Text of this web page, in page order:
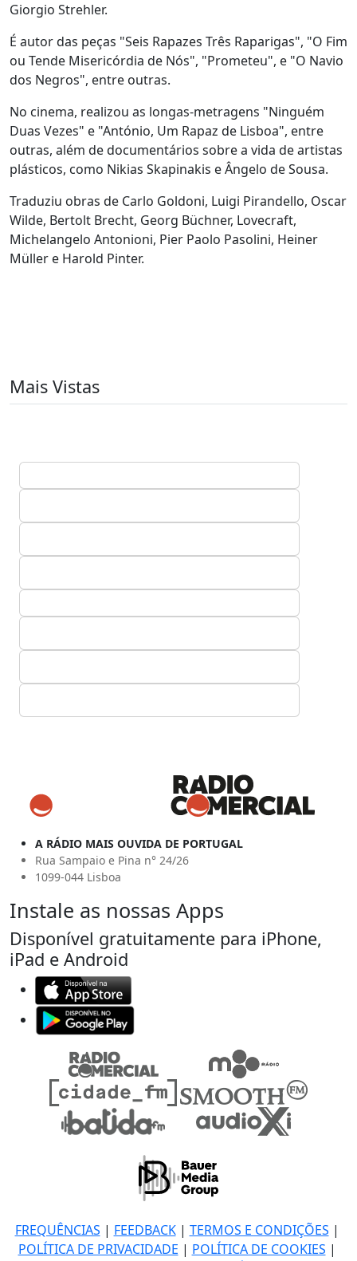
Giorgio Strehler.
É autor das peças "Seis Rapazes Três Raparigas", "O Fim
ou Tende Misericórdia de Nós", "Prometeu", e "O Navio
dos Negros", entre outras.
No cinema, realizou as longas-metragens "Ninguém
Duas Vezes" e "António, Um Rapaz de Lisboa", entre
outras, além de documentários sobre a vida de artistas
plásticos, como Nikias Skapinakis e Ângelo de Sousa.
Traduziu obras de Carlo Goldoni, Luigi Pirandello, Oscar
Wilde, Bertolt Brecht, Georg Büchner, Lovecraft,
Michelangelo Antonioni, Pier Paolo Pasolini, Heiner
Müller e Harold Pinter.
Mais Vistas
A RÁDIO MAIS OUVIDA DE PORTUGAL
Rua Sampaio e Pina n° 24/26
1099-044 Lisboa
Instale as nossas Apps
Disponível gratuitamente para iPhone,
iPad e Android
FREQUÊNCIAS | FEEDBACK| TERMOS E CONDIÇÕES |
POLÍTICA DE PRIVACIDADE | POLÍTICA DE COOKIES |